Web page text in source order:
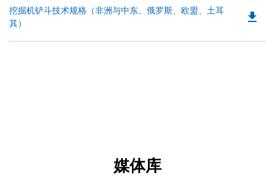
挖掘机铲斗技术规格（非洲与中东、俄罗斯、欧盟、土耳
其）
file_download
媒体库